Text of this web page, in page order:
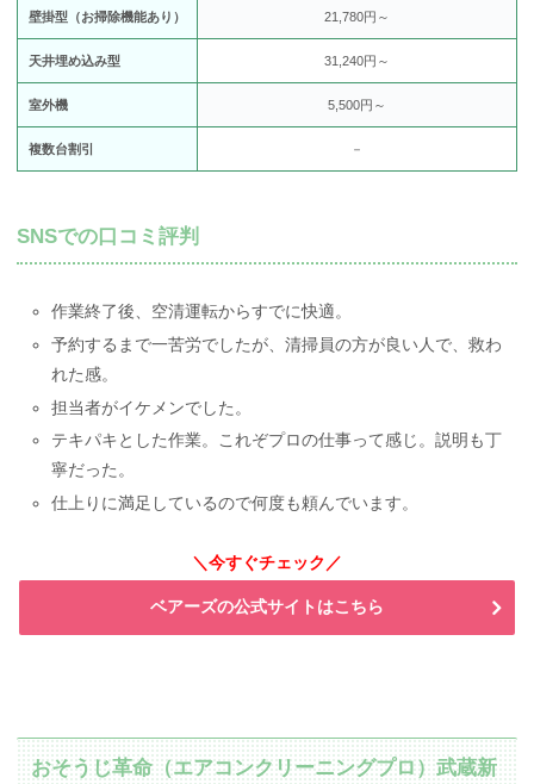
壁掛型（お掃除機能あり） 21,780円～
天井埋め込み型 31,240円～
室外機 5,500円～
複数台割引 －
SNSでの口コミ評判
作業終了後、空清運転からすでに快適。
予約するまで一苦労でしたが、清掃員の方が良い人で、救わ
れた感。
担当者がイケメンでした。
テキパキとした作業。これぞプロの仕事って感じ。説明も丁
寧だった。
仕上りに満足しているので何度も頼んでいます。
＼今すぐチェック／
ベアーズの公式サイトはこちら
おそうじ革命（エアコンクリーニングプロ）武蔵新